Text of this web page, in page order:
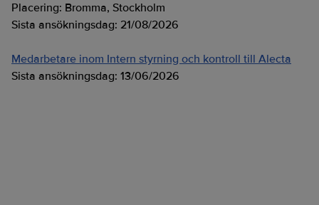
Placering: Bromma, Stockholm
Sista ansökningsdag: 21/08/2026
Medarbetare inom Intern styrning och kontroll till Alecta
Sista ansökningsdag: 13/06/2026